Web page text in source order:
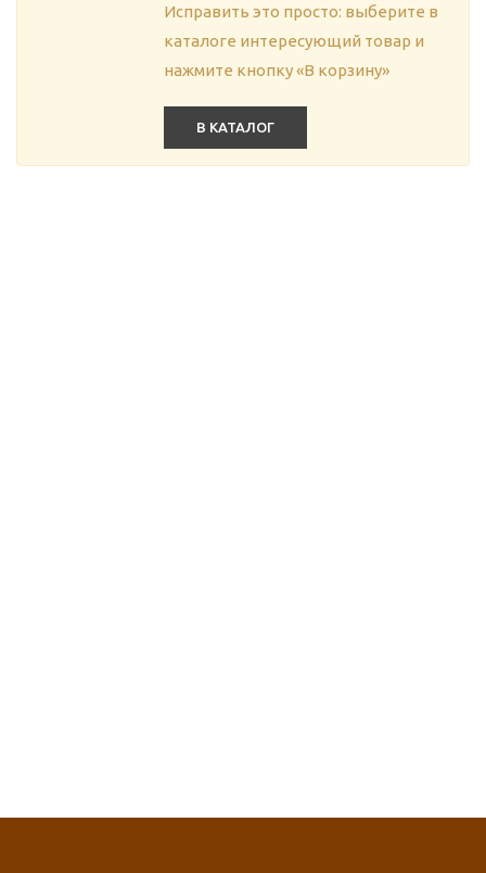
Исправить это просто: выберите в
каталоге интересующий товар и
нажмите кнопку «В корзину»
В КАТАЛОГ